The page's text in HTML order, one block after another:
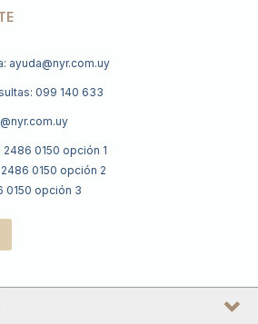
ayuda@nyr.com.uy
099 140 633
0150 opción 1
0150 opción 2
0150 opción 3